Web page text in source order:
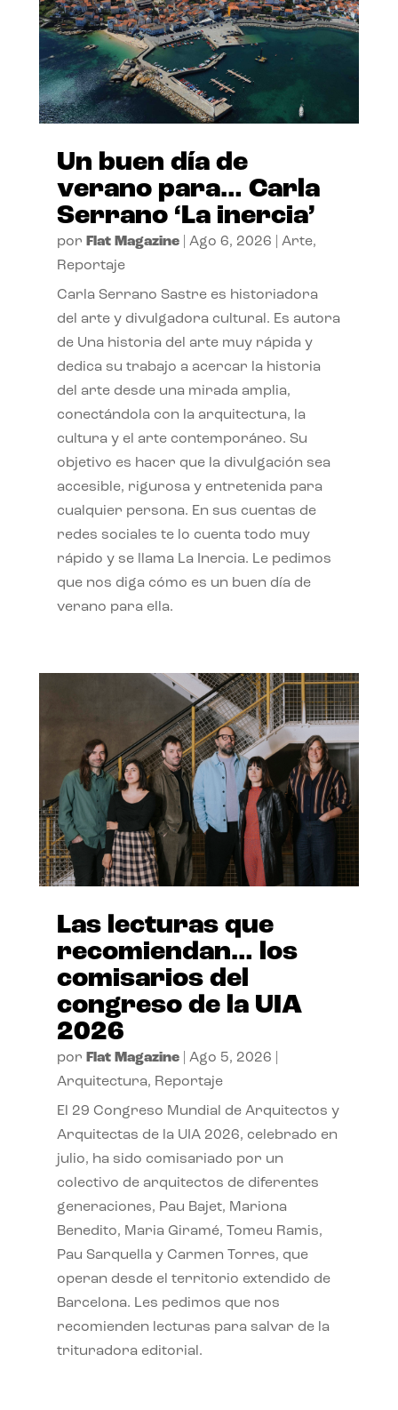
Un buen día de
verano para… Carla
Serrano ‘La inercia’
por Flat Magazine| Ago 6, 2026 Arte,
Reportaje
Carla Serrano Sastre es historiadora
del arte y divulgadora cultural. Es autora
de Una historia del arte muy rápida y
dedica su trabajo a acercar la historia
del arte desde una mirada amplia,
conectándola con la arquitectura, la
cultura y el arte contemporáneo. Su
objetivo es hacer que la divulgación sea
accesible, rigurosa y entretenida para
cualquier persona. En sus cuentas de
redes sociales te lo cuenta todo muy
rápido y se llama La Inercia. Le pedimos
que nos diga cómo es un buen día de
verano para ella.
Las lecturas que
recomiendan… los
comisarios del
congreso de la UIA
2026
por Flat Magazine| Ago 5, 2026
Arquitectura, Reportaje
El 29 Congreso Mundial de Arquitectos y
Arquitectas de la UIA 2026, celebrado en
julio, ha sido comisariado por un
colectivo de arquitectos de diferentes
generaciones, Pau Bajet, Mariona
Benedito, Maria Giramé, Tomeu Ramis,
Pau Sarquella y Carmen Torres, que
operan desde el territorio extendido de
Barcelona. Les pedimos que nos
recomienden lecturas para salvar de la
trituradora editorial.